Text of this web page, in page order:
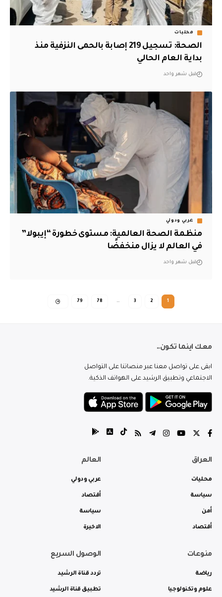
محليات
الصحة: تسجيل 219 إصابة بالحمى النزفية منذ
بداية العام الحالي
قبل شهر واحد
عربي ودولي
منظمة ‏الصحة العالمية: مستوى خطورة “إيبولا”
في العالم لا يزال منخفضًا
قبل شهر واحد
1
2
3
…
78
79
معك اينما تكون..
ابقى على تواصل معنا عبر منصاتنا على التواصل
الاجتماعي وتطبيق الرشيد على الهواتف الذكية.
العراق
محليات
سياسة
أمن
أقتصاد
العالم
عربي ودولي
أقتصاد
سياسة
الاخيرة
منوعات
رياضة
علوم وتكنولوجيا
الوصول السريع
تردد قناة الرشيد
تطبيق قناة الرشيد